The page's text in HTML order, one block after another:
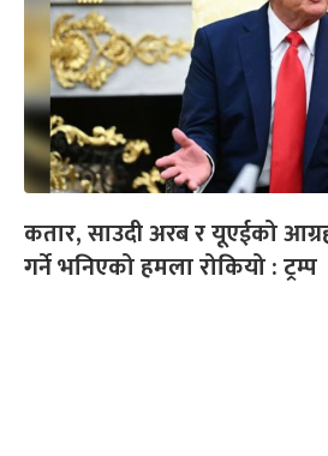
कतार, साउदी अरब र यूएईको
गर्ने भनिएको हमला रोकियो : ट्रम्प